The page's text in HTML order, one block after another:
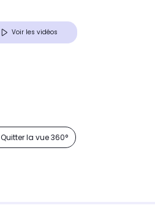
Voir les vidéos
Quitter la vue 360°